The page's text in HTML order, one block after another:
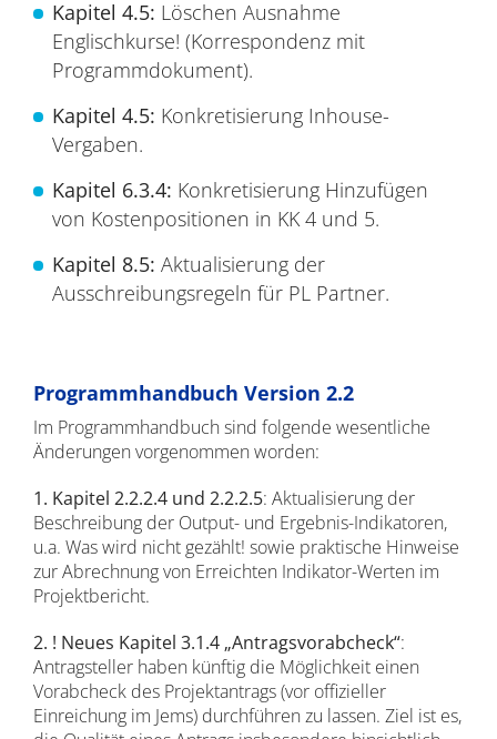
Kapitel 4.5: Löschen Ausnahme
Englischkurse! (Korrespondenz mit
Programmdokument).
Kapitel 4.5: Konkretisierung Inhouse-
Vergaben.
Kapitel 6.3.4: Konkretisierung Hinzufügen
von Kostenpositionen in KK 4 und 5.
Kapitel 8.5: Aktualisierung der
Ausschreibungsregeln für PL Partner.
Programmhandbuch Version 2.2
Im Programmhandbuch sind folgende wesentliche
Änderungen vorgenommen worden:
1. Kapitel 2.2.2.4 und 2.2.2.5: Aktualisierung der
Beschreibung der Output- und Ergebnis-Indikatoren,
u.a. Was wird nicht gezählt! sowie praktische Hinweise
zur Abrechnung von Erreichten Indikator-Werten im
Projektbericht.
2. ! Neues Kapitel 3.1.4 „Antragsvorabcheck“:
Antragsteller haben künftig die Möglichkeit einen
Vorabcheck des Projektantrags (vor offizieller
Einreichung im Jems) durchführen zu lassen. Ziel ist es,